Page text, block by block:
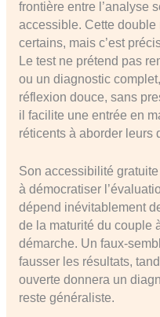
frontière entre l’analyse
accessible. Cette double
certains, mais c’est
Le test ne prétend pas
ou un diagnostic
réflexion douce, sans
il facilite une entrée en
réticents à aborder leurs
Son accessibilité
à démocratiser
dépend inévitablement
de la maturité du couple
démarche. Un faux-
fausser les résultats,
ouverte donnera un
reste généraliste.